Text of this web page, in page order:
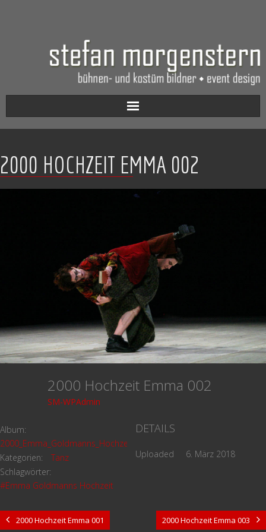
Aktuell
Werkverzeichnis
Biografie
2000 HOCHZEIT EMMA 002
2000 Hochzeit Emma 002
SM-WPAdmin
Album:
2000_Emma_Goldmanns_Hochzeit
Kategorien:
Tanz
Schlagwörter:
#Emma Goldmanns Hochzeit
DETAILS
Uploaded 6. März 2018
2000 Hochzeit Emma 001 2000 Hochzeit Emma 003